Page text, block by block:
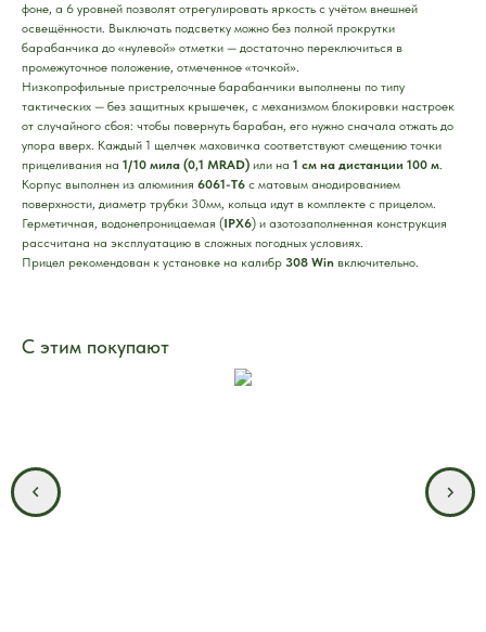
фоне, а 6 уровней позволят отрегулировать яркость с учётом внешней
освещённости. Выключать подсветку можно без полной прокрутки
барабанчика до «нулевой» отметки — достаточно переключиться в
промежуточное положение, отмеченное «точкой».
Низкопрофильные пристрелочные барабанчики выполнены по типу
тактических — без защитных крышечек, с механизмом блокировки настроек
от случайного сбоя: чтобы повернуть барабан, его нужно сначала отжать до
упора вверх. Каждый 1 щелчек маховичка соответствуют смещению точки
прицеливания на 1/10 мила (0,1 MRAD) или на 1 см на дистанции 100 м.
Корпус выполнен из алюминия 6061-Т6 с матовым анодированием
поверхности, диаметр трубки 30мм, кольца идут в комплекте с прицелом.
Герметичная, водонепроницаемая (IPX6) и азотозаполненная конструкция
рассчитана на эксплуатацию в сложных погодных условиях.
Прицел рекомендован к установке на калибр 308 Win включительнo.
С этим покупают